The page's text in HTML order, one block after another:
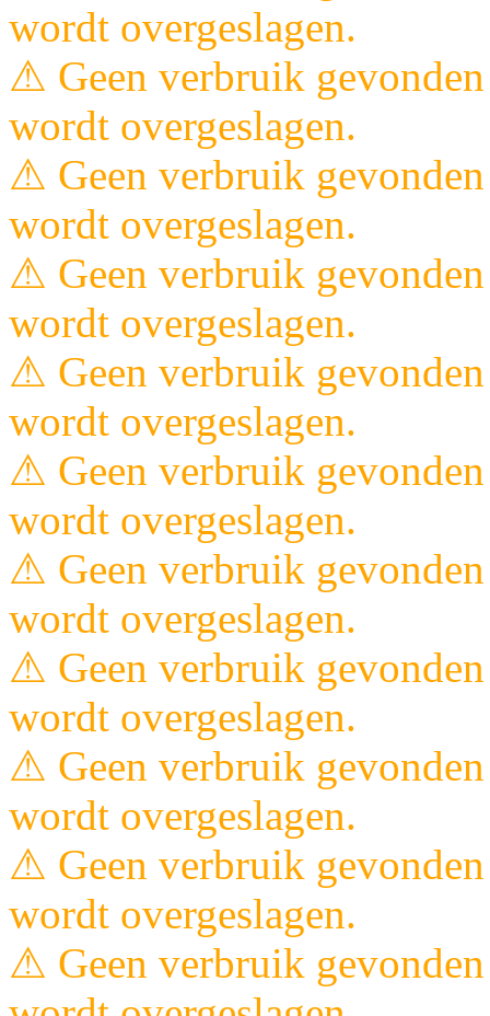
wordt overgeslagen.
⚠ Geen verbruik
wordt overgeslagen.
⚠ Geen verbruik
wordt overgeslagen.
⚠ Geen verbruik
wordt overgeslagen.
⚠ Geen verbruik
wordt overgeslagen.
⚠ Geen verbruik
wordt overgeslagen.
⚠ Geen verbruik
wordt overgeslagen.
⚠ Geen verbruik
wordt overgeslagen.
⚠ Geen verbruik
wordt overgeslagen.
⚠ Geen verbruik
wordt overgeslagen.
⚠ Geen verbruik